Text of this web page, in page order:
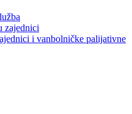
zajednici
i vanbolničke palijativne